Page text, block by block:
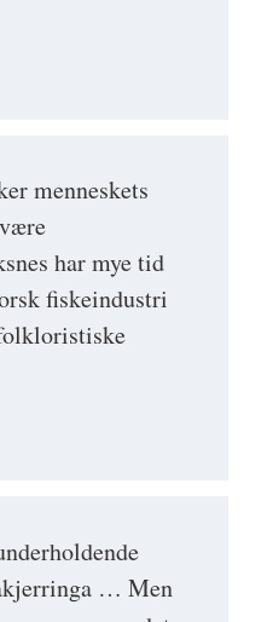
menneskets
har mye tid
fiskeindustri
… Men